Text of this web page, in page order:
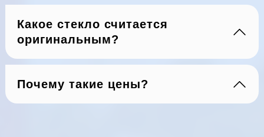
Какое стекло считается
оригинальным?
Почему такие цены?